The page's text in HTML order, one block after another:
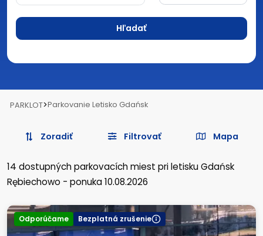
Hľadať
PARKLOT>Parkovanie Letisko Gdańsk
Zoradiť Filtrovať Mapa
14 dostupných parkovacích miest pri letisku Gdańsk
Rębiechowo - ponuka 10.08.2026
Odporúčame Bezplatná zrušenie